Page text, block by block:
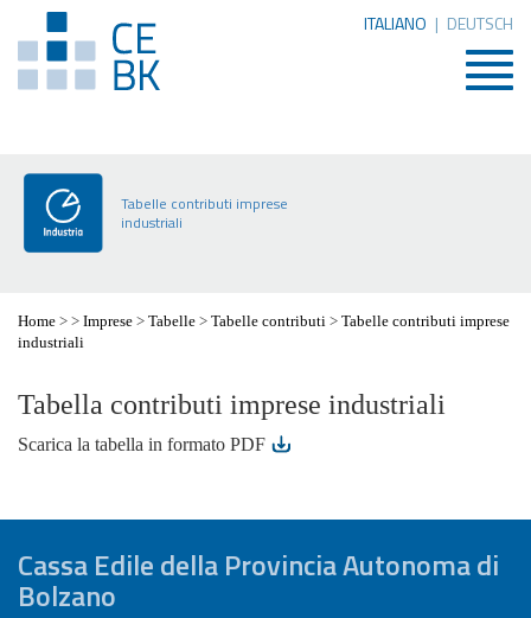
ITALIANO | DEUTSCH
Tabelle contributi imprese
industriali
Home > > Imprese > Tabelle > Tabelle contributi > Tabelle contributi imprese
industriali
Tabella contributi imprese industriali
Scarica la tabella in formato PDF
Cassa Edile della Provincia Autonoma di
Bolzano